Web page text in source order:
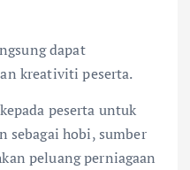
dapat
kreativiti peserta.
peserta untuk
hobi, sumber
peluang perniagaan